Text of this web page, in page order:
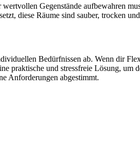
Gegenstände aufbewahren
diese Räume sind sauber, trocken
Bedürfnissen ab. Wenn dir
praktische und stressfreie Lösung,
Anforderungen abgestimmt.